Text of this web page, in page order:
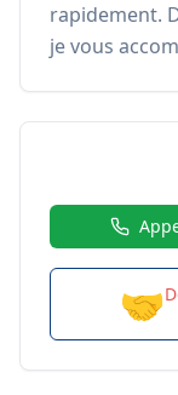
rapidement.
je vous
🤝